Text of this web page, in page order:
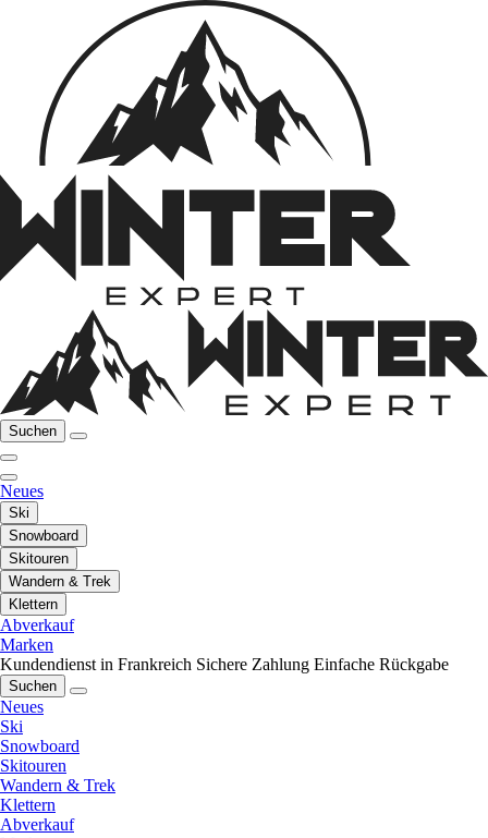
Suchen
Neues
Ski
Snowboard
Skitouren
Wandern & Trek
Klettern
Abverkauf
Marken
Kundendienst in Frankreich Sichere Zahlung Einfache Rückgabe
Suchen
Neues
Ski
Snowboard
Skitouren
Wandern & Trek
Klettern
Abverkauf